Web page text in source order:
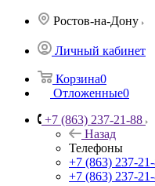
Ростов-на-Дону
Личный кабинет
Корзина0
Отложенные0
+7 (863) 237-21-88
Назад
Телефоны
+7 (863) 237-
+7 (863) 237-